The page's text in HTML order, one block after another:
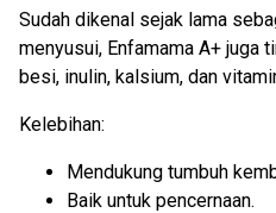
Sudah dikenal sejak lama
menyusui, Enfamama A+ juga
besi, inulin, kalsium, dan
Kelebihan:
Mendukung tumbuh
Baik untuk pencernaan.